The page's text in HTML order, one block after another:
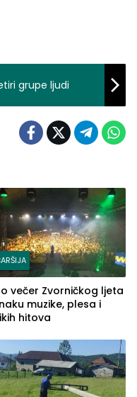
grupe ljudi
večer Zvorničkog ljeta
muzike, plesa i
hitova